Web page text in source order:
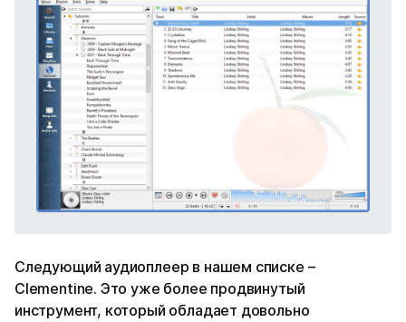
Следующий аудиоплеер в нашем списке –
Clementine. Это уже более продвинутый
инструмент, который обладает довольно